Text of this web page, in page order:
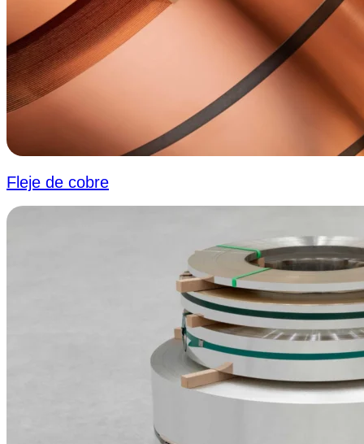
Fleje de cobre